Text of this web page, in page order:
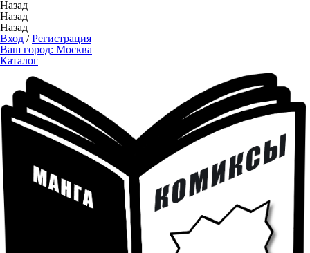
Назад
Назад
Назад
Вход /Регистрация
Ваш город: Москва
Каталог